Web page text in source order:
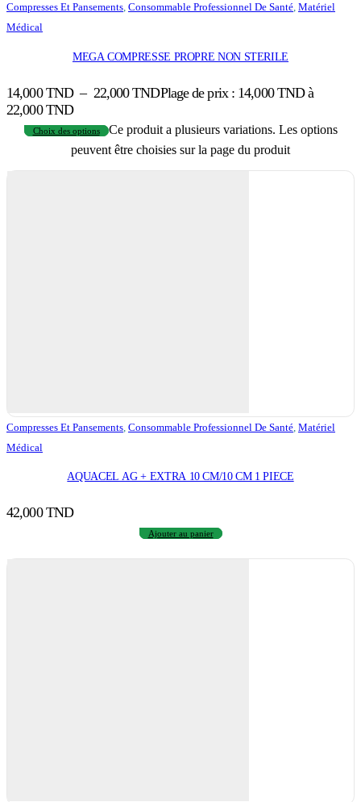
Compresses Et Pansements, Consommable Professionnel De Santé, Matériel
Médical
MEGA COMPRESSE PROPRE NON STERILE
14,000TND – 22,000TNDPlage de prix : 14,000 TND à
22,000 TND
Choix des options
Ce produit a plusieurs variations. Les options
peuvent être choisies sur la page du produit
Compresses Et Pansements Consommable Professionnel De Santé Matériel
Médical
AQUACEL AG + EXTRA 10 CM/10 CM 1 PIECE
42,000TND
Ajouter au panier